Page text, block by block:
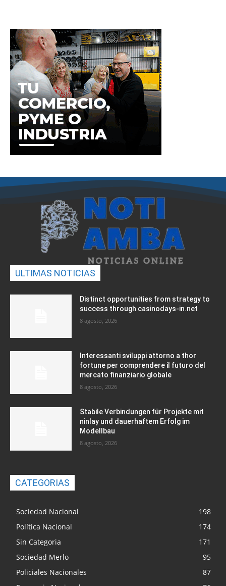
ULTIMAS NOTICIAS
Distinct opportunities from strategy to
success through casinodays-in.net
8 agosto, 2026
Interessanti sviluppi attorno a thor
fortune per comprendere il futuro del
mercato finanziario globale
8 agosto, 2026
Stabile Verbindungen für Projekte mit
ninlay und dauerhaftem Erfolg im
Modellbau
8 agosto, 2026
CATEGORIAS
Sociedad Nacional
198
Política Nacional
174
Sin Categoria
171
Sociedad Merlo
95
Policiales Nacionales
87